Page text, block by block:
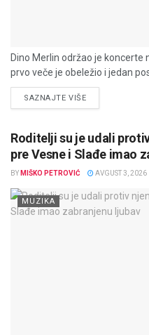
Dino Merlin održao je koncerte
prvo veče je obeležio i jedan
SAZNAJTE VIŠEDETAILS
Roditelji su je udali
pre Vesne i Slađe imao
BY MIŠKO PETROVIĆ AVGUST 3, 2026
MUZIKA